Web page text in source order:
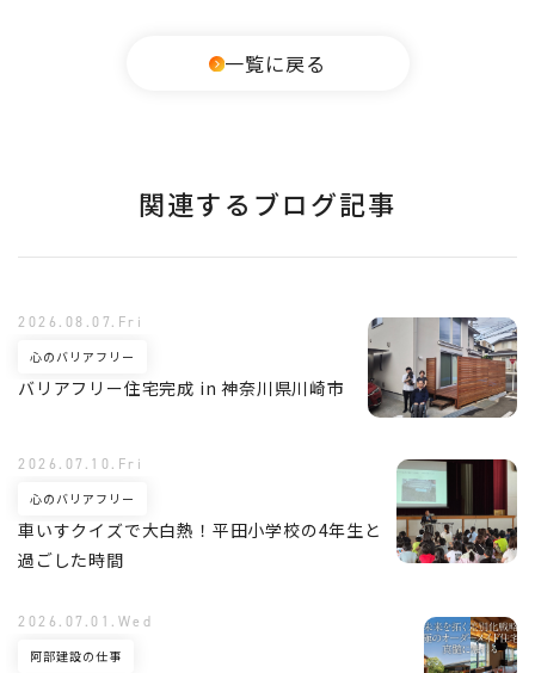
一覧に戻る
関連するブログ記事
バリアフリー住宅完成 in 神奈川県川崎市
心のバリアフリー
2026.08.07.Fri
車いすクイズで大白熱！平田小学校の4年生と
過ごした時間
心のバリアフリー
2026.07.10.Fri
阿部建設の仕事
2026.07.01.Wed